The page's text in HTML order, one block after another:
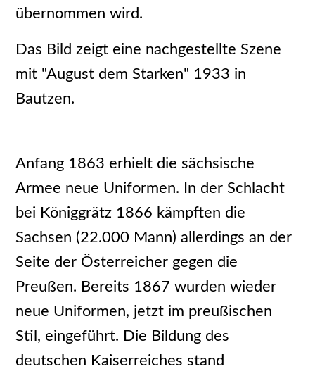
übernommen wird.
Das Bild zeigt eine nachgestellte Szene
mit "August dem Starken" 1933 in
Bautzen.
Anfang 1863 erhielt die sächsische
Armee neue Uniformen. In der Schlacht
bei Königgrätz 1866 kämpften die
Sachsen (22.000 Mann) allerdings an der
Seite der Österreicher gegen die
Preußen. Bereits 1867 wurden wieder
neue Uniformen, jetzt im preußischen
Stil, eingeführt. Die Bildung des
deutschen Kaiserreiches stand